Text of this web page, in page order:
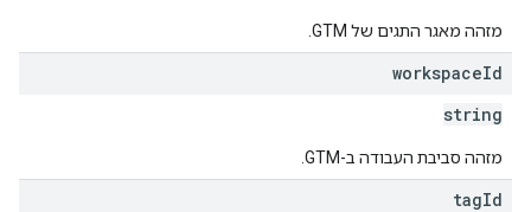
מזהה מאגר התגים של GTM.
workspaceId
string
מזהה סביבת העבודה ב-GTM.
tagId